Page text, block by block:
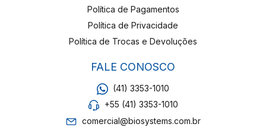
Política de Pagamentos
Política de Privacidade
Política de Trocas e Devoluções
FALE CONOSCO
(41) 3353-1010
+55 (41) 3353-1010
comercial@biosystems.com.br